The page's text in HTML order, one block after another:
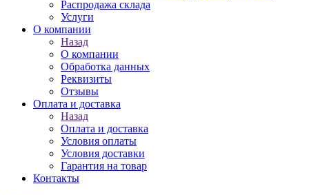
Распродажа склада
Услуги
О компании
Назад
О компании
Обработка данных
Реквизиты
Отзывы
Оплата и доставка
Назад
Оплата и доставка
Условия оплаты
Условия доставки
Гарантия на товар
Контакты